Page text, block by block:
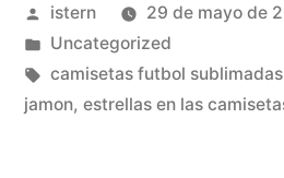
Publicado
por
istern
29 de mayo de
Publicado
en
Uncategorized
Etiquetas:
camisetas futbol sublimadas
jamon, estrellas en las